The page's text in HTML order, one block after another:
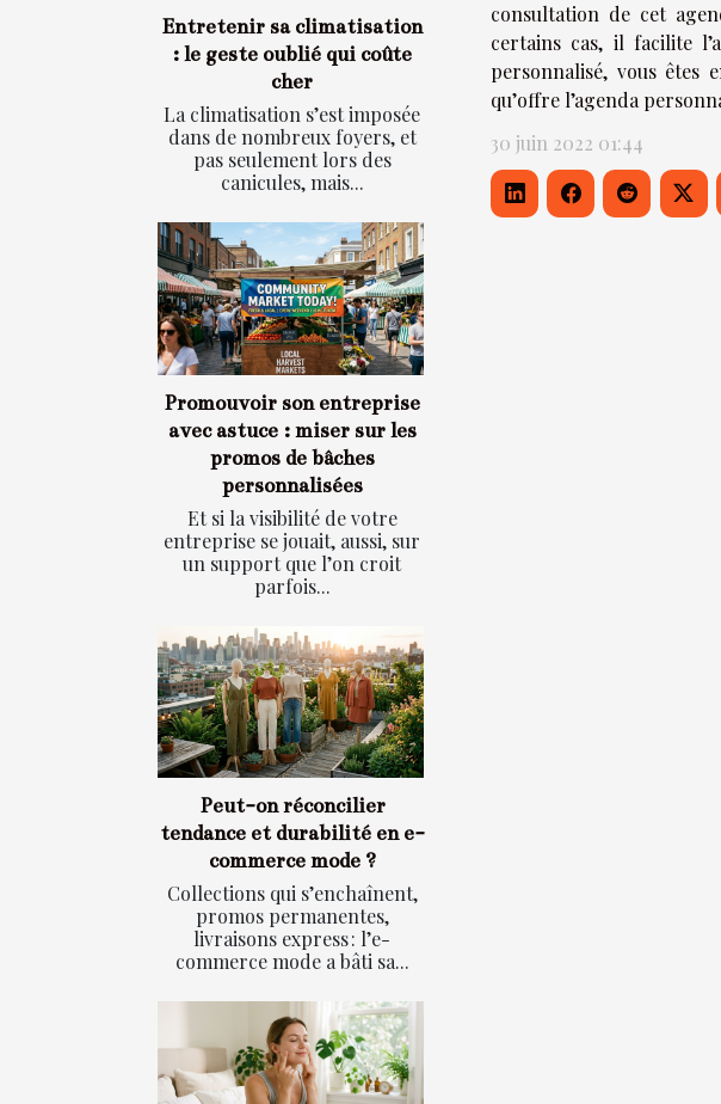
Entretenir sa climatisation
: le geste oublié qui coûte
cher
La climatisation s’est imposée
dans de nombreux foyers, et
pas seulement lors des
canicules, mais...
Promouvoir son entreprise
avec astuce : miser sur les
promos de bâches
personnalisées
Et si la visibilité de votre
entreprise se jouait, aussi, sur
un support que l’on croit
parfois...
Peut-on réconcilier
tendance et durabilité en e-
commerce mode ?
Collections qui s’enchaînent,
promos permanentes,
livraisons express : l’e-
commerce mode a bâti sa...
consultation de cet
certains cas, il facilite
personnalisé, vous êtes
qu’offre l’agenda
30 juin 2022 01:44